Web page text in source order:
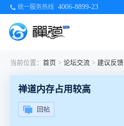
统一服务热线 4006-8899-23
当前位置： 首页 > 论坛交流 > 建议反馈
禅道内存占用较高
回帖